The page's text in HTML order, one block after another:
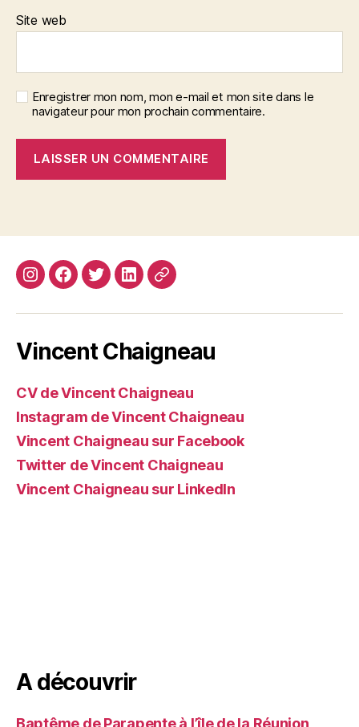
Site web
Enregistrer mon nom, mon e-mail et mon site dans le
navigateur pour mon prochain commentaire.
InstagramFacebook
TwitterLinkedin
Site
Vincent Chaigneau
CV de Vincent Chaigneau
Instagram de Vincent Chaigneau
Vincent Chaigneau sur Facebook
Twitter de Vincent Chaigneau
Vincent Chaigneau sur LinkedIn
A découvrir
Baptême de Parapente à l’île de la Réunion